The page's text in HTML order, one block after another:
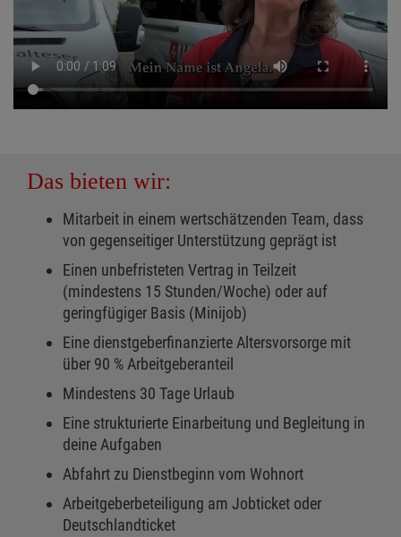
Das bieten wir:
Mitarbeit in einem wertschätzenden Team, dass
von gegenseitiger Unterstützung geprägt ist
Einen unbefristeten Vertrag in Teilzeit
(mindestens 15 Stunden/Woche) oder auf
geringfügiger Basis (Minijob)
Eine dienstgeberfinanzierte Altersvorsorge mit
über 90 % Arbeitgeberanteil
Mindestens 30 Tage Urlaub
Eine strukturierte Einarbeitung und Begleitung in
deine Aufgaben
Abfahrt zu Dienstbeginn vom Wohnort
Arbeitgeberbeteiligung am Jobticket oder
Deutschlandticket